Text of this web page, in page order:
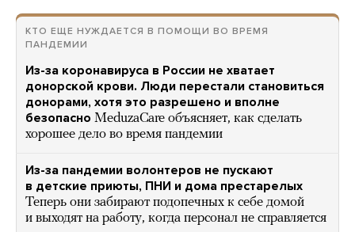
КТО ЕЩЕ НУЖДАЕТСЯ В ПОМОЩИ ВО ВРЕМЯ
ПАНДЕМИИ
Из-за коронавируса в России не хватает
донорской крови. Люди перестали становиться
донорами, хотя это разрешено и вполне
безопасно MeduzaCare объясняет, как сделать
хорошее дело во время пандемии
Из-за пандемии волонтеров не пускают
в детские приюты, ПНИ и дома престарелых
Теперь они забирают подопечных к себе домой
и выходят на работу, когда персонал не справляется